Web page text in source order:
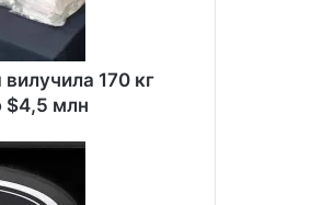
вилучила 170 кг
$4,5 млн